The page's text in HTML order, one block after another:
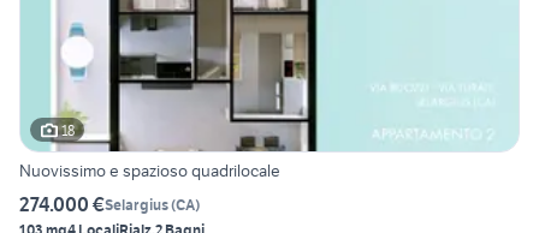
18
Nuovissimo e spazioso quadrilocale
274.000 €Selargius(CA)